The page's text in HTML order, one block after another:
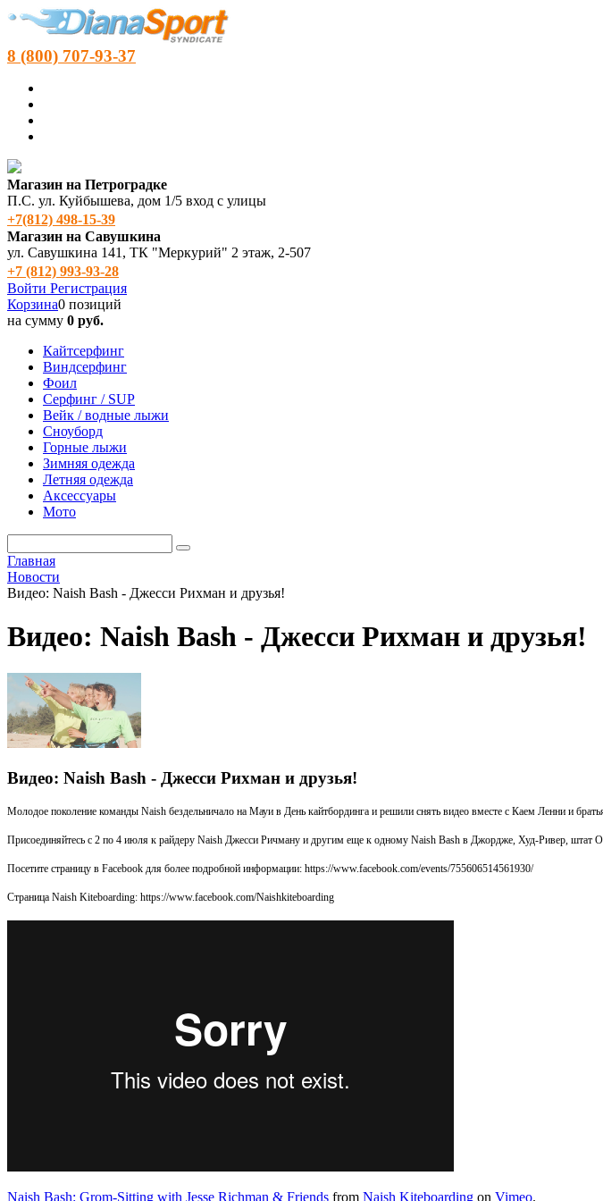
8 (800) 707-93-37
Магазин на Петроградке
П.С. ул. Куйбышева, дом 1/5 вход с улицы
+7(812) 498‑15-39
Магазин на Савушкина
ул. Савушкина 141, ТК "Меркурий" 2 этаж, 2-507
+7 (812) 993-93-28
Войти Регистрация
Корзина0 позиций
на сумму 0 руб.
Кайтсерфинг
Виндсерфинг
Фоил
Серфинг / SUP
Вейк / водные лыжи
Сноуборд
Горные лыжи
Зимняя одежда
Летняя одежда
Аксессуары
Мото
Главная
Новости
Видео: Naish Bash - Джесси Рихман и друзья!
Видео: Naish Bash - Джесси Рихман и друзья!
Видео: Naish Bash - Джесси Рихман и друзья!
Молодое поколение команды Naish бездельничало на Мауи в День кайтбординга и решили снять видео вместе с Каем Ленни и
Присоединяйтесь с 2 по 4 июля к райдеру Naish Джесси Ричману и другим еще к одному Naish Bash в Джордже, Худ-Ривер, штат
Посетите страницу в Facebook для более подробной информации: https://www.facebook.com/events/755606514561930/
Страница Naish Kiteboarding: https://www.facebook.com/Naishkiteboarding
Naish Bash: Grom-Sitting with Jesse Richman & Friends from Naish Kiteboarding on Vimeo.